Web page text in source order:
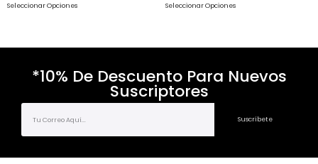
Seleccionar Opciones Seleccionar Opciones
*10% De Descuento Para Nuevos
Suscriptores
Suscríbete